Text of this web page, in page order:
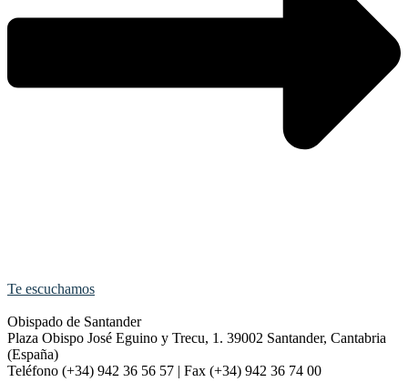
Te escuchamos
Obispado de Santander
Plaza Obispo José Eguino y Trecu, 1. 39002 Santander, Cantabria
(España)
Teléfono (+34) 942 36 56 57 | Fax (+34) 942 36 74 00